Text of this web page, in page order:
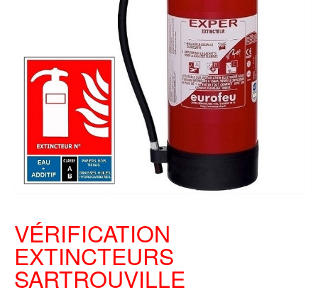
VÉRIFICATION
EXTINCTEURS
SARTROUVILLE